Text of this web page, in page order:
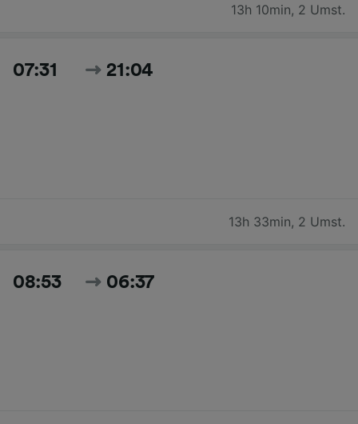
13h 10min, 2 Umst.
07:31 21:04
13h 33min, 2 Umst.
08:53 06:37